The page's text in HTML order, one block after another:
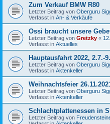
Zum Verkauf BMW R80
Letzter Beitrag von Oberguru
Verfasst in An- & Verkäufe
Ossi braucht unsere
Letzter Beitrag von Gretzky «
Verfasst in Aktuelles
Hauptausfahrt 2022, 2.7.-
Letzter Beitrag von Oberguru
Verfasst in Aktenkeller
Weihnachtsfeier
Letzter Beitrag von Oberguru
Verfasst in Aktenkeller
Schlachtplattenessen in
Letzter Beitrag von